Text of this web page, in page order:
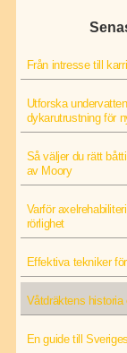
Från intresse till
Utforska
dykarutrustning för
Så väljer du rätt
av Moory
Varför
rörlighet
Effektiva tekniker
Våtdräktens
En guide till